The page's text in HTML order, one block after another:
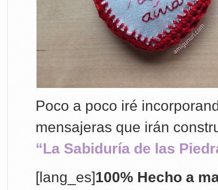
Poco a poco iré
mensajeras que irán
“La Sabiduría de las
[lang_es]100% Hecho a